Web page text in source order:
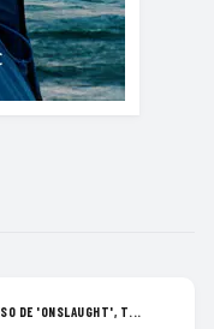
DE 'ONSLAUGHT', T...